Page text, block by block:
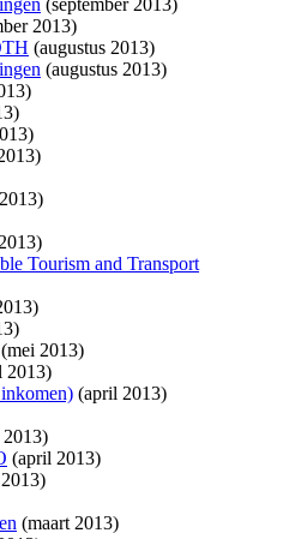
(september 2013)
2013)
(augustus 2013)
(augustus 2013)
Tourism and Transport
(mei 2013)
2013)
(april 2013)
(april 2013)
(maart 2013)